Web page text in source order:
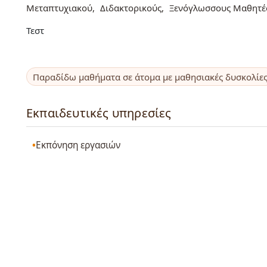
Μεταπτυχιακού Διδακτορικούς
Ξενόγλωσσους
Τεστ
Παραδίδω μαθήματα σε άτομα με μαθησιακές
Εκπαιδευτικές υπηρεσίες
Εκπόνηση εργασιών